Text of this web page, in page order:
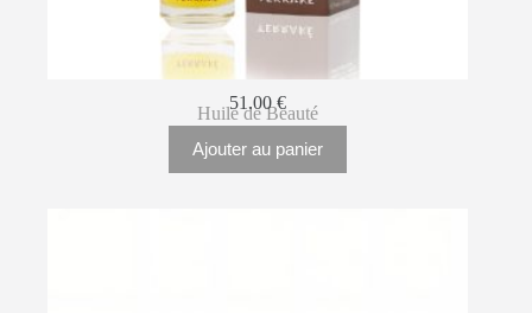
Huile de Beauté
51.00€
Ajouter au panier